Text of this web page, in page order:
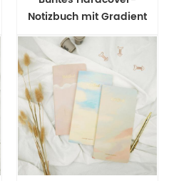
Notizbuch mit Gradient
Range-Hülle